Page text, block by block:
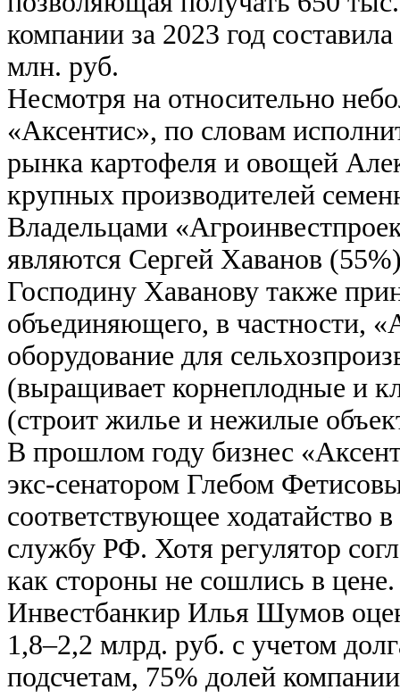
компании за 2023 год
млн. руб.
Несмотря на относительно
«Аксентис», по словам
рынка картофеля и овощей
крупных производителей
Владельцами
являются Сергей Хаванов
Господину Хаванову также
объединяющего, в частности,
оборудование для
(выращивает корнеплодные и
(строит жилье и нежилые
В прошлом году бизнес
экс-сенатором Глебом
соответствующее
службу РФ. Хотя регулятор
как стороны не сошлись в цене.
Инвестбанкир Илья Шумов
1,8–2,2 млрд. руб. с учетом
подсчетам, 75% долей